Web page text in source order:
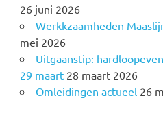
26 juni 2026
Werkkzaamheden
mei 2026
Uitgaanstip:
29 maart 28 maart 2026
Omleidingen actueel 26